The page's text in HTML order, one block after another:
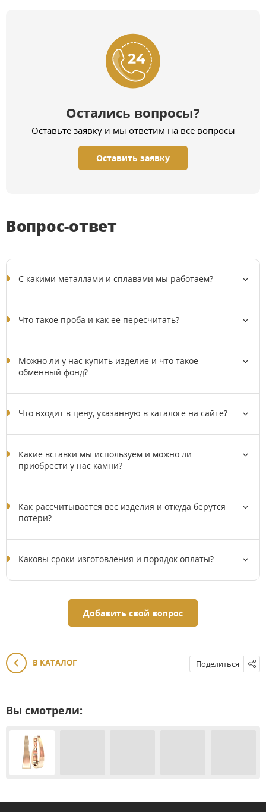
Остались вопросы?
Оставьте заявку и мы ответим на все вопросы
Оставить заявку
Вопрос-ответ
C какими металлами и сплавами мы работаем?
Что такое проба и как ее пересчитать?
Можно ли у нас купить изделие и что такое
обменный фонд?
Что входит в цену, указанную в каталоге на сайте?
Какие вставки мы используем и можно ли
приобрести у нас камни?
Как рассчитывается вес изделия и откуда берутся
потери?
Каковы сроки изготовления и порядок оплаты?
Добавить свой вопрос
В КАТАЛОГ Поделиться
Вы смотрели: